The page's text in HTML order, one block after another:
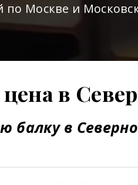
по Москве и
в
балку в